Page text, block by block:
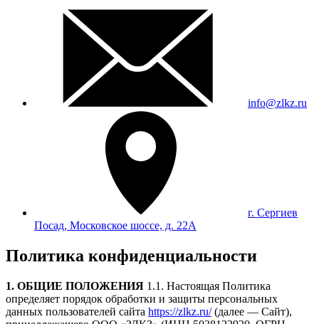
info@zlkz.ru
г. Сергиев
Посад, Московское шоссе, д. 22А
Политика конфиденциальности
1. ОБЩИЕ ПОЛОЖЕНИЯ 1.1. Настоящая Политика
определяет порядок обработки и защиты персональных
данных пользователей сайта https://zlkz.ru/(далее — Сайт),